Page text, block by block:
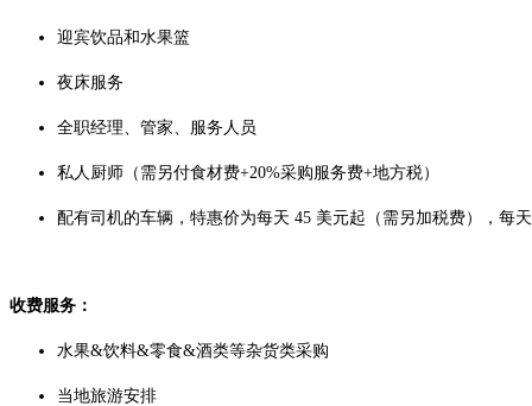
迎宾饮品和水果篮
夜床服务
全职经理、管家、服务人员
私人厨师（需另付食材费+20%采购服务费+地方税）
配有司机的车辆，特惠价为每天 45 美元起（需另加税费），每
收费服务：
水果&饮料&零食&酒类等杂货类采购
当地旅游安排